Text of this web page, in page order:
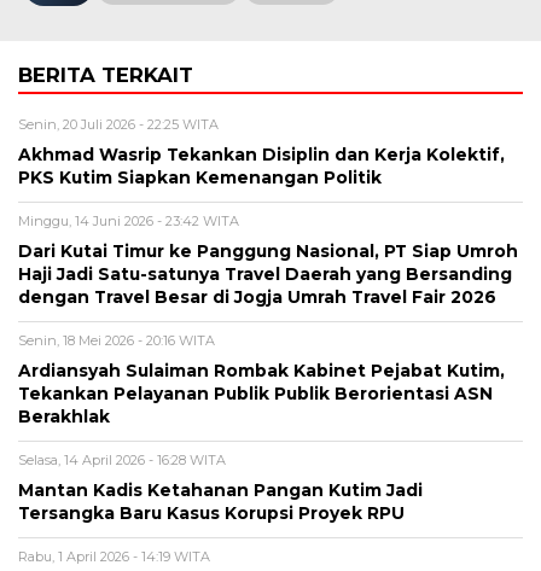
BERITA TERKAIT
Senin, 20 Juli 2026 - 22:25 WITA
Akhmad Wasrip Tekankan Disiplin dan Kerja Kolektif,
PKS Kutim Siapkan Kemenangan Politik
Minggu, 14 Juni 2026 - 23:42 WITA
Dari Kutai Timur ke Panggung Nasional, PT Siap Umroh
Haji Jadi Satu-satunya Travel Daerah yang Bersanding
dengan Travel Besar di Jogja Umrah Travel Fair 2026
Senin, 18 Mei 2026 - 20:16 WITA
Ardiansyah Sulaiman Rombak Kabinet Pejabat Kutim,
Tekankan Pelayanan Publik Publik Berorientasi ASN
Berakhlak
Selasa, 14 April 2026 - 16:28 WITA
Mantan Kadis Ketahanan Pangan Kutim Jadi
Tersangka Baru Kasus Korupsi Proyek RPU
Rabu, 1 April 2026 - 14:19 WITA